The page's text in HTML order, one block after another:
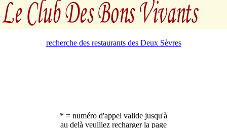
recherche des restaurants des Deux Sèvres
* = numéro d'appel valide jusqu'à
au delà veuillez recharger la page